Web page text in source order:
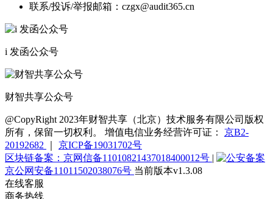
联系/投诉/举报邮箱： czgx@audit365.cn
i 发函公众号
财智共享公众号
@CopyRight 2023年财智共享（北京）技术服务有限公司版权
所有，保留一切权利。 增值电信业务经营许可证： 京B2-
20192682
京ICP备19031702号
区块链备案：京网信备11010821437018400012号 |
京公网安备11011502038076号 当前版本v1.3.08
在线客服
商务热线